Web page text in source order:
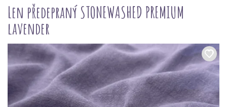
Len předepraný STONEWASHED PREMIUM
lavender